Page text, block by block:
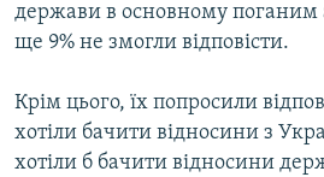
держави в основному
ще 9% не змогли відповісти.
Крім цього, їх попросили
хотіли бачити відносини з
хотіли б бачити відносини